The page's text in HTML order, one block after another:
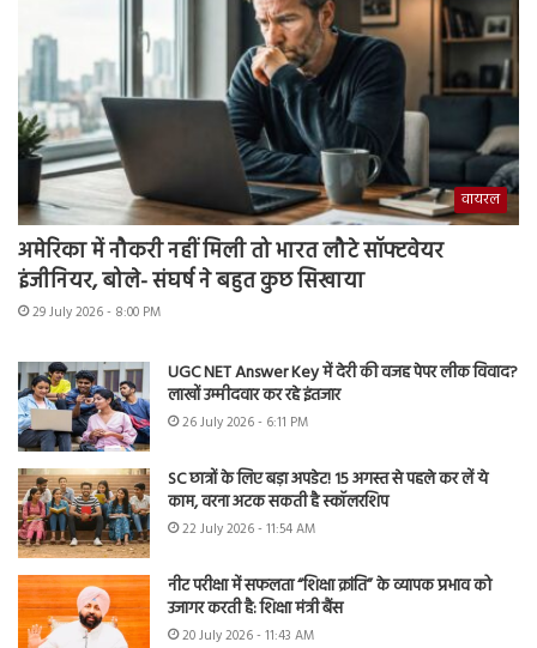
वायरल
अमेरिका में नौकरी नहीं मिली तो भारत लौटे सॉफ्टवेयर
इंजीनियर, बोले- संघर्ष ने बहुत कुछ सिखाया
29 July 2026 - 8:00 PM
UGC NET Answer Key में देरी की वजह पेपर लीक विवाद?
लाखों उम्मीदवार कर रहे इंतजार
26 July 2026 - 6:11 PM
SC छात्रों के लिए बड़ा अपडेट! 15 अगस्त से पहले कर लें ये
काम, वरना अटक सकती है स्कॉलरशिप
22 July 2026 - 11:54 AM
नीट परीक्षा में सफलता “शिक्षा क्रांति” के व्यापक प्रभाव को
उजागर करती है: शिक्षा मंत्री बैंस
20 July 2026 - 11:43 AM